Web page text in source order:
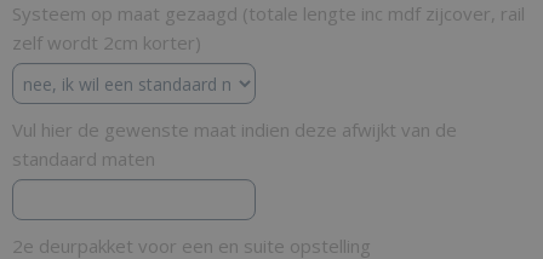
Systeem op maat gezaagd (totale lengte inc mdf zijcover, rail
zelf wordt 2cm korter)
Vul hier de gewenste maat indien deze afwijkt van de
standaard maten
2e deurpakket voor een en suite opstelling